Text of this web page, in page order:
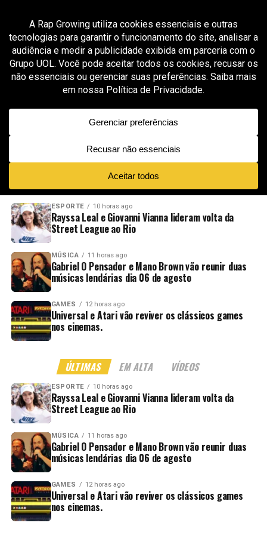
All posts tagged "atmosfera cinematográfica"
GROOVER X RAP GROWING 8 meses ago
Recc expande seu universo emocional com a
faixa sombria “Ground 0”
NOVIDADES EM ALTA VÍDEOS
ESPORTE 10 horas ago
Rayssa Leal e Giovanni Vianna lideram volta da
Street League ao Rio
MÚSICA 11 horas ago
Gabriel O Pensador e Mano Brown vão reunir duas
músicas lendárias dia 06 de agosto
GAMES 12 horas ago
Universal e Atari vão reviver os clássicos games
nos cinemas.
ÚLTIMAS EM ALTA VÍDEOS
ESPORTE 10 horas ago
Rayssa Leal e Giovanni Vianna lideram volta da
Street League ao Rio
MÚSICA 11 horas ago
Gabriel O Pensador e Mano Brown vão reunir duas
músicas lendárias dia 06 de agosto
GAMES 12 horas ago
Universal e Atari vão reviver os clássicos games
nos cinemas.